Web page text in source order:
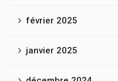
février 2025
janvier 2025